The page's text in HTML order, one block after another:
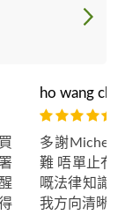
ho wang chu
多謝
難 唔單止冇
嘅法律知識
我方向清晰